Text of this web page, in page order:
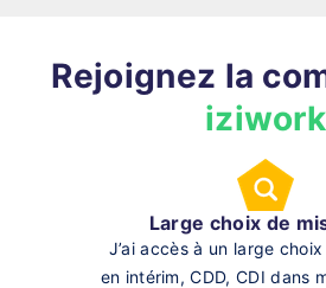
Rejoignez la
iziwork
Large choix de
J’ai accès à un large
en intérim, CDD, CDI dans